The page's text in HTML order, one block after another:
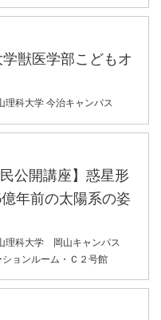
獣医学部こどもオ
理科大学 今治キャンパス
公開講座】惑星形
年前の太陽系の姿
理科大学 岡山キャンパス
ョンルーム・Ｃ２号館